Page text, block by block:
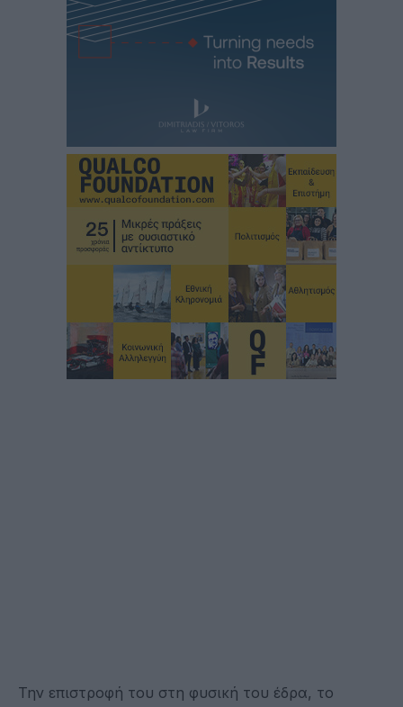
Την επιστροφή του στη φυσική του έδρα, το